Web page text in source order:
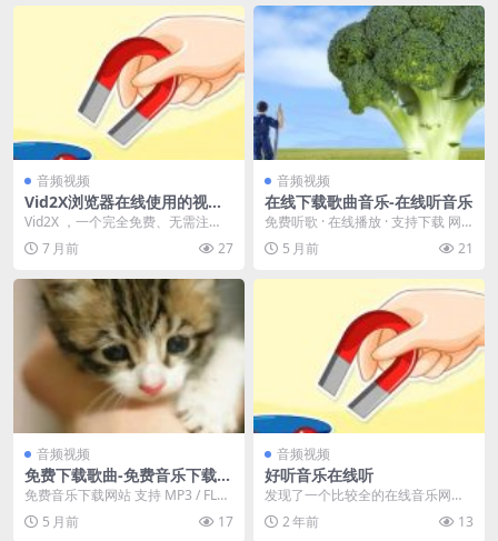
音频视频
Vid2X浏览器在线使用的视频
转文字工具
Vid2X ，一个完全免费、无需注
册、浏览器在线使用的视频转文字
工具 把视频拖进...
7 月前 27
音频视频
在线下载歌曲音乐-在线听音乐
免费听歌 · 在线播放 · 支持下载 网
站特色： 免费在线听歌 支持音乐下
载 聚...5 月前 21
音频视频
免费下载歌曲-免费音乐下载网
站 支持 MP3 / FLAC 无损音
免费音乐下载网站 支持 MP3 / FLA
C 无损音乐 网站介绍： 一个在线音
乐...5 月前 17
音频视频
好听音乐在线听
发现了一个比较全的在线音乐网址
https://yesplaymusic.bye...
2 年前 13